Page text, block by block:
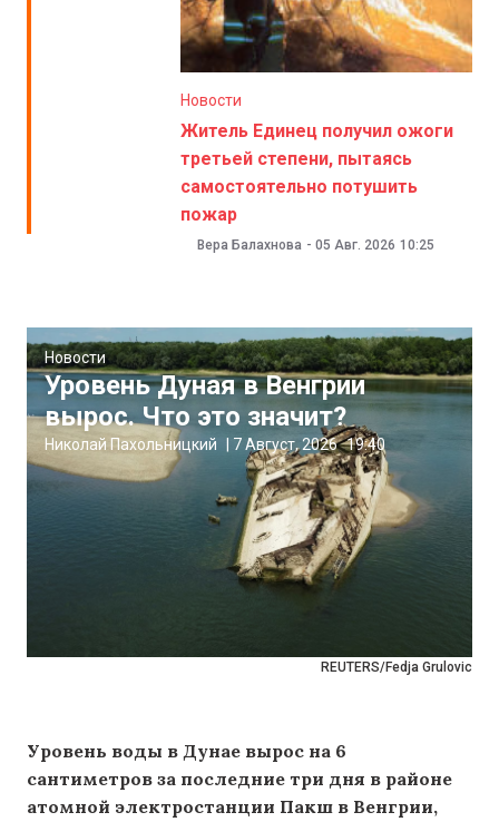
Новости
Житель Единец получил ожоги
третьей степени, пытаясь
самостоятельно потушить
пожар
Вера Балахнова - 05 Авг. 2026 10:25
REUTERS/Fedja Grulovic
Новости
Уровень Дуная в Венгрии
вырос. Что это значит?
Николай Пахольницкий 7 Август, 2026 19:40
Уровень воды в Дунае вырос на 6
сантиметров за последние три дня в районе
атомной электростанции Пакш в Венгрии,